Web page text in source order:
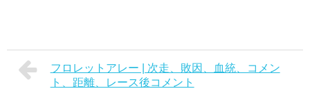
フロレットアレー | 次走、敗因、血統、コメン
ト、距離、レース後コメント